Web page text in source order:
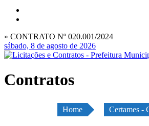
» CONTRATO Nº 020.001/2024
sábado, 8 de agosto de 2026
Contratos
Home Certames -